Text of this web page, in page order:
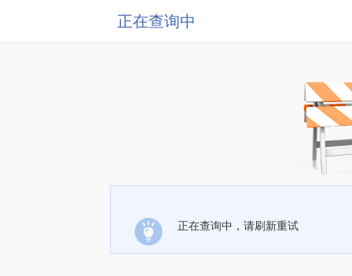
正在查询中
正在查询中，请刷新重试